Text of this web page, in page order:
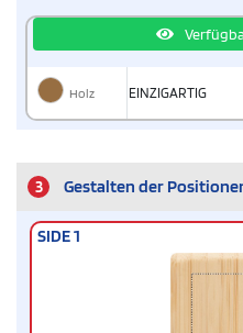
Holz EINZIGARTIG
3 Gestalten der
SIDE 1